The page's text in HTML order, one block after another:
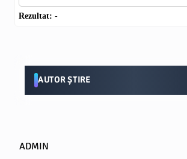
Rezultat: -
AUTOR ȘTIRE
ADMIN